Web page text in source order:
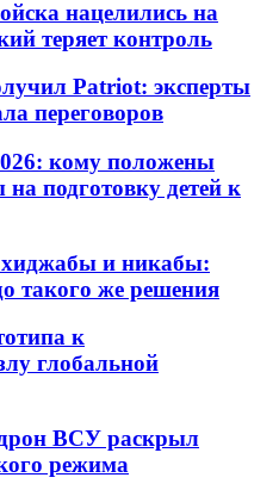
нацелились на
теряет контроль
Patriot: эксперты
переговоров
кому положены
подготовку детей к
хиджабы и никабы:
такого же решения
к
глобальной
ВСУ раскрыл
режима